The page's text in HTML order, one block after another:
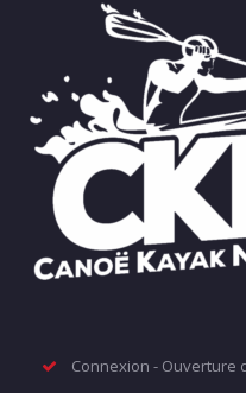
Connexion - Ouverture